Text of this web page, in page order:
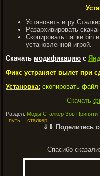
Установить игру
Разархивировать
Скопировать папки bin
установленной игрой.
Скачать модификацию с
Фикс устраняет вылет при
Установка: скопировать
Скачать
Раздел: Моды Сталкер Зов Припяти
путь
сталкер
⇓⇓ Поделитесь
Спасибо сказали: